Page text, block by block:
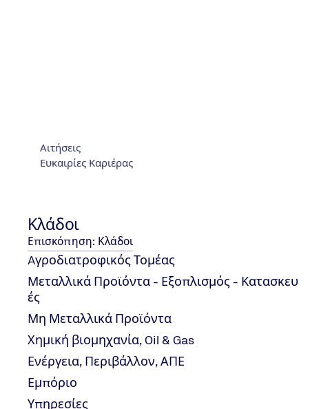
Αιτήσεις
Ευκαιρίες Καριέρας
Κλάδοι
Επισκόπηση: Κλάδοι
Aγροδιατροφικός Τομέας
Μεταλλικά Προϊόντα - Εξοπλισμός - Κατασκευ
ές
Μη Μεταλλικά Προϊόντα
Χημική βιομηχανία, Oil & Gas
Ενέργεια, Περιβάλλον, ΑΠΕ
Εμπόριο
Υπηρεσίες
ΓΕΜΗ 2168701000
© 2026